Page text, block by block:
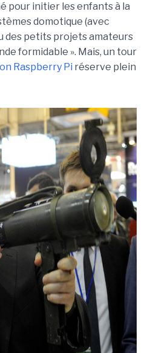
pour initier les enfants à la
domotique (avec
des petits projets amateurs
formidable ». Mais, un tour
Raspberry Pi réserve plein